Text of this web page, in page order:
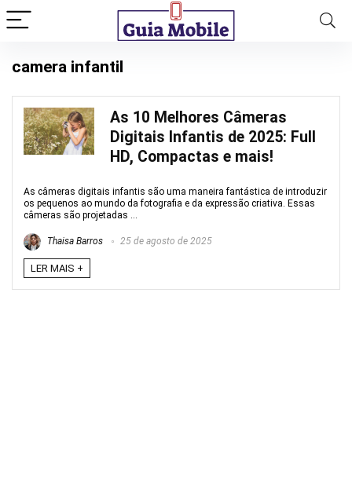
camera infantil
As 10 Melhores Câmeras
Digitais Infantis de 2025: Full
HD, Compactas e mais!
As câmeras digitais infantis são uma maneira fantástica de introduzir
os pequenos ao mundo da fotografia e da expressão criativa. Essas
câmeras são projetadas ...
Thaisa Barros 25 de agosto de 2025
LER MAIS +